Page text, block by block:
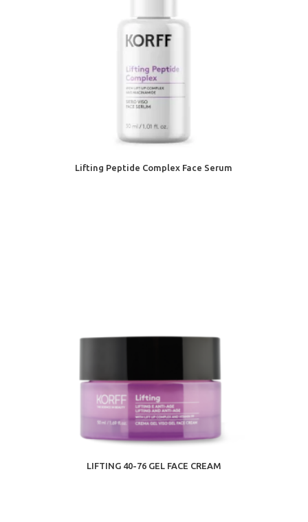
Lifting Peptide Complex Face Serum
LIFTING 40-76 GEL FACE CREAM